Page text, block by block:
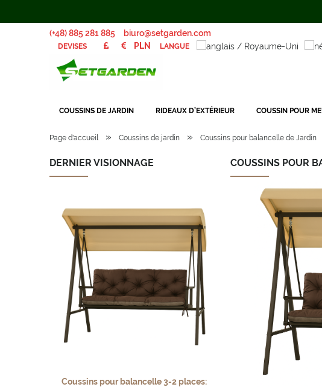
(+48) 885 281 885 biuro@setgarden.com
LANGUE
DEVISES
COUSSINS DE JARDIN RIDEAUX D’EXTÉRIEUR COUSSIN POUR
Page d'accueil » Coussins de jardin » Coussins pour balancelle de Jardin
DERNIER VISIONNAGE
Coussins pour balancelle 3-2 places:
COUSSINS POUR